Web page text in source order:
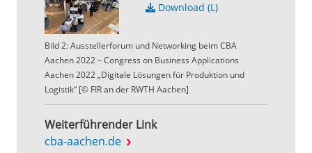
Download (L)
Bild 2: Ausstellerforum und Networking beim CBA
Aachen 2022 – Congress on Business Applications
Aachen 2022 „Digitale Lösungen für Produktion und
Logistik“ [© FIR an der RWTH Aachen]
Weiterführender Link
cba-aachen.de